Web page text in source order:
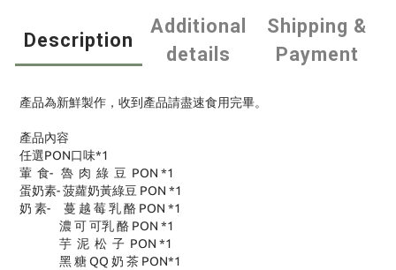
Description
Additional
details
Shipping &
Payment
產品為新鮮製作，收到產品請盡速食用完畢。
產品內容
任選PON口味*1
葷 食- 魯 肉 綠 豆 PON *1
蛋奶素- 菠蘿奶黃綠豆 PON *1
奶 素- 蔓 越 莓 乳 酪 PON *1
濃 可 可乳 酪 PON *1
芋 泥 松 子 PON *1
黑 糖 QQ 奶 茶 PON*1